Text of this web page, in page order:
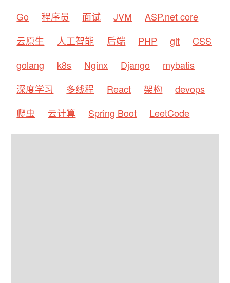
Go
程序员 面试 JVM
ASP.net core
云原生
人工智能 后端 PHP git
CSS
golang
k8s Nginx Django
mybatis
深度学习
多线程 React 架构
devops
爬虫
云计算 Spring Boot LeetCode